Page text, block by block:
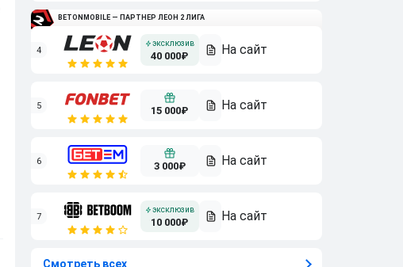
BETONMOBILE — ПАРТНЕР ЛЕОН 2 ЛИГА
4 40 000₽
5 15 000₽
6 3 000₽
7 10 000₽
Смотреть всех